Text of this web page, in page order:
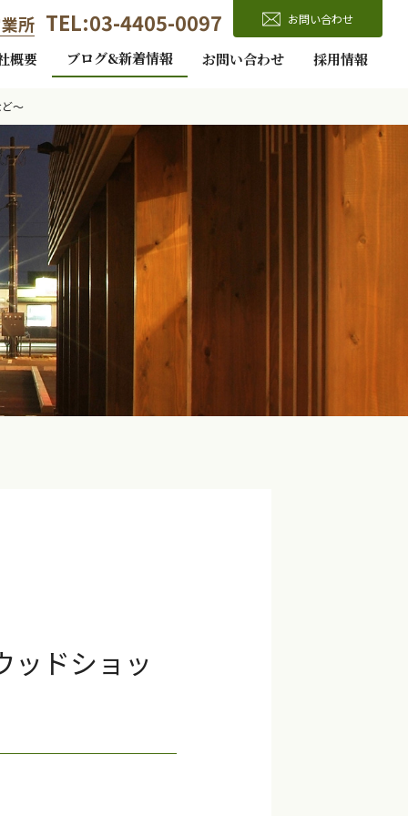
所 TEL:03-4405-0097 お問い合わせ
概要 ブログ&新着情報 お問い合わせ 採用情報
～
ッドショッ